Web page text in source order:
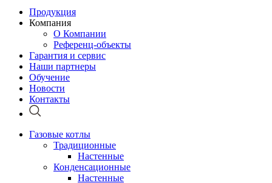
Продукция
Компания
О Компании
Референц-объекты
Гарантия и сервис
Наши партнеры
Обучение
Новости
Контакты
Газовые котлы
Традиционные
Настенные
Конденсационные
Настенные